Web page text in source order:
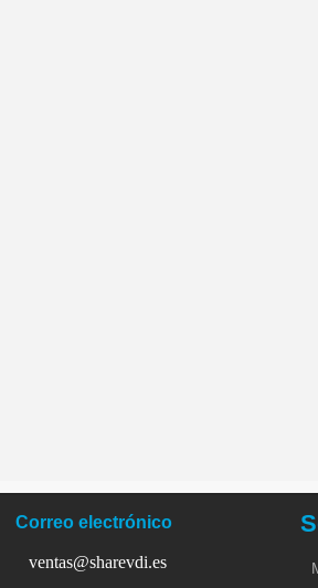
Correo electrónico
ventas@sharevdi.es